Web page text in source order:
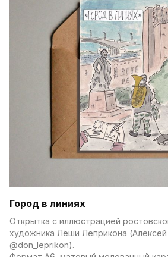
Город в линиях
Открытка с иллюстрацией
художника Лёши Леприкона
@don_leprikon).